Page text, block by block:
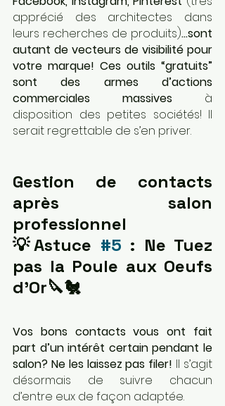
apprécié des architectes dans
leurs recherches de produits)…sont
autant de vecteurs de visibilité pour
votre marque! Ces outils “gratuits”
sont des armes d’actions
commerciales massives à
disposition des petites sociétés! Il
serait regrettable de s’en priver.
Gestion de contacts
après salon
professionnel
💡Astuce #5 : Ne Tuez
pas la Poule aux Oeufs
d’Or🔪🐔
Vos bons contacts vous ont fait
part d’un intérêt certain pendant le
salon? Ne les laissez pas filer! Il s’agit
désormais de suivre chacun
d’entre eux de façon adaptée.